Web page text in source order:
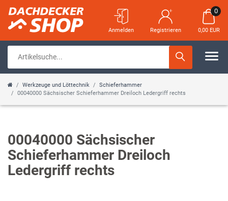
Anmelden Registrieren
0
0,00 EUR
Werkzeuge und Löttechnik
Schieferhammer
00040000 Sächsischer Schieferhammer Dreiloch Ledergriff rechts
00040000 Sächsischer
Schieferhammer Dreiloch
Ledergriff rechts